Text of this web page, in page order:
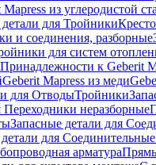
из углеродистой
для Тройники
и соединения, разборные
для систем
Принадлежности к Geberit
Geberit Mapress из меди
для ОтводыТройники
Переходники неразборные
Запасные детали для
для
арматура